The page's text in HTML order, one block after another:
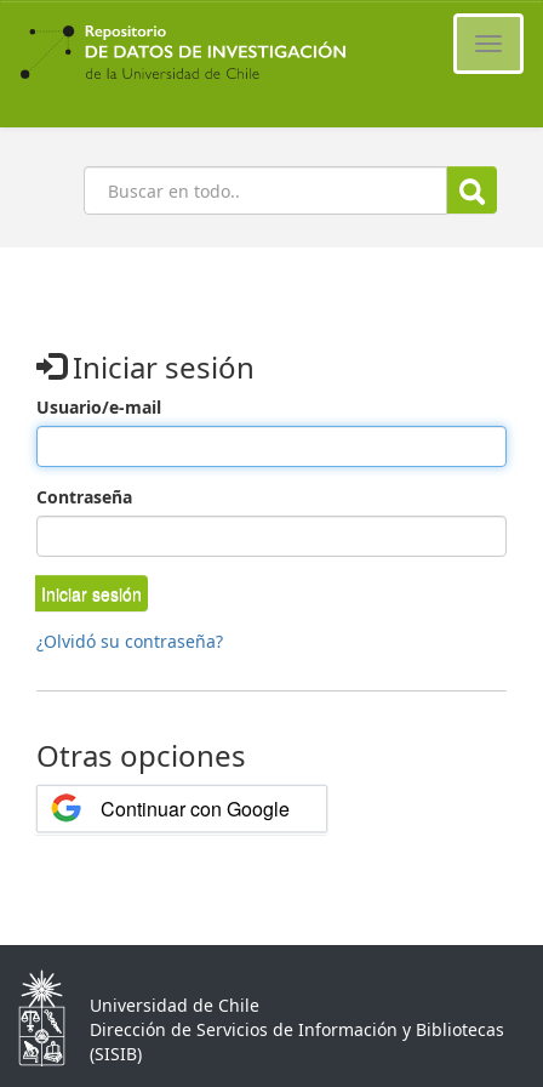
Ir
contenido
principal
Buscar
Iniciar sesión
Usuario/e-mail
Contraseña
Iniciar sesión
¿Olvidó su contraseña?
Otras opciones
Continuar con Google
Universidad de Chile
Dirección de Servicios de Información y Bibliotecas
(SISIB)